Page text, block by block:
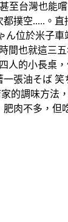
至台灣也
撲空.....。
位於米子
間也就這三
人的小長桌
張油そば
的調味方法
肉不多，但